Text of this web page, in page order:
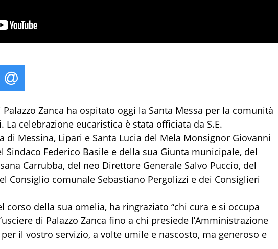
Zanca ha ospitato oggi la Santa Messa per la comunità
celebrazione eucaristica è stata officiata da S.E.
di Messina, Lipari e Santa Lucia del Mela Monsignor Giovanni
Sindaco Federico Basile e della sua Giunta municipale, del
Carrubba, del neo Direttore Generale Salvo Puccio, del
Consiglio comunale Sebastiano Pergolizzi e dei Consiglieri
corso della sua omelia, ha ringraziato “chi cura e si occupa
di Palazzo Zanca fino a chi presiede l’Amministrazione
il vostro servizio, a volte umile e nascosto, ma generoso e